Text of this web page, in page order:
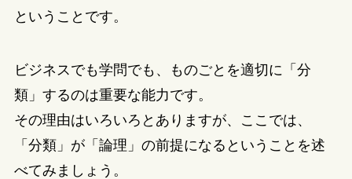
ということです。
ビジネスでも学問でも、ものごとを適切に「分
類」するのは重要な能力です。
その理由はいろいろとありますが、ここでは、
「分類」が「論理」の前提になるということを述
べてみましょう。